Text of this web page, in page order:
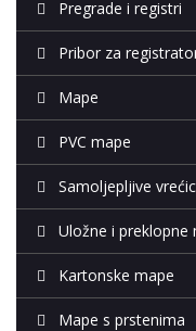
Pregrade i registri
Pribor za
Mape
PVC mape
Samoljepljive
Uložne i preklopne
Kartonske mape
Mape s prstenima